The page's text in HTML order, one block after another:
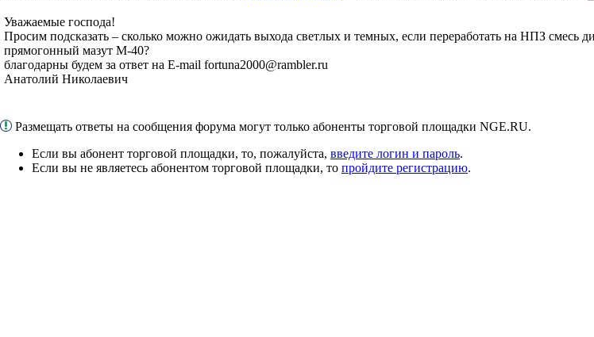
Уважаемые господа!
Просим подсказать – сколько можно ожидать выхода светлых и темных, если переработать на НПЗ смесь
прямогонный мазут М-40?
благодарны будем за ответ на E-mail fortuna2000@rambler.ru
Анатолий Николаевич
Размещать ответы на сообщения форума могут только абоненты торговой площадки NGE.RU.
Если вы абонент торговой площадки, то, пожалуйста, введите логин и пароль.
Если вы не являетесь абонентом торговой площадки, то пройдите регистрацию.